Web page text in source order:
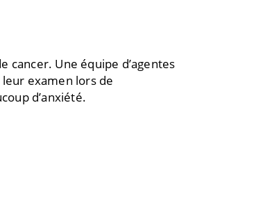
cancer. Une équipe d’agentes
examen lors de
d’anxiété.